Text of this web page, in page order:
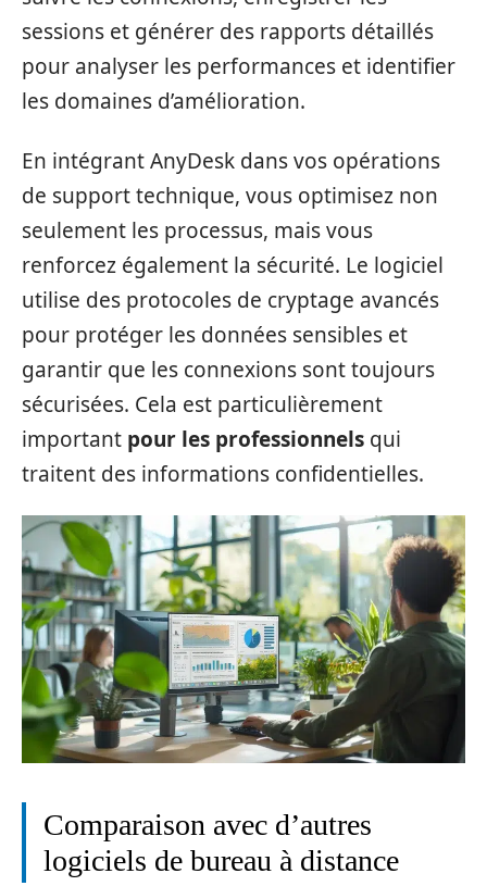
sessions et générer des rapports détaillés
pour analyser les performances et identifier
les domaines d’amélioration.
En intégrant AnyDesk dans vos opérations
de support technique, vous optimisez non
seulement les processus, mais vous
renforcez également la sécurité. Le logiciel
utilise des protocoles de cryptage avancés
pour protéger les données sensibles et
garantir que les connexions sont toujours
sécurisées. Cela est particulièrement
important pour les professionnels qui
traitent des informations confidentielles.
Comparaison avec d’autres
logiciels de bureau à distance